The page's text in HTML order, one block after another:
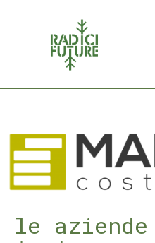
le aziende